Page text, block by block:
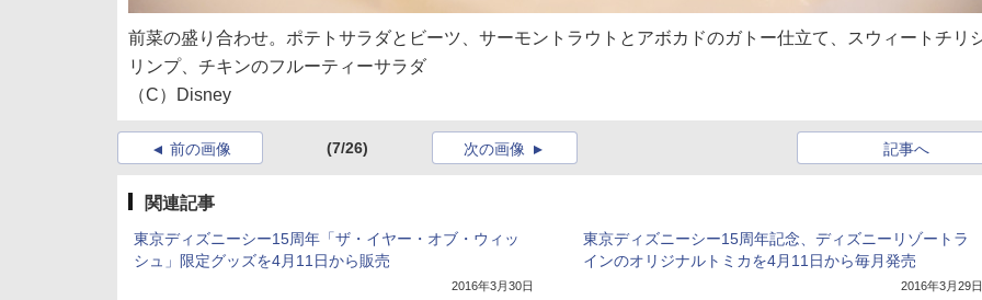
前菜の盛り合わせ。ポテトサラダとビーツ、サーモントラウトとアボカドのガトー仕立て、スウィートチリ
リンプ、チキンのフルーティーサラダ
（C）Disney
前の画像 (7/26) 記事へ
次の画像
関連記事
東京ディズニーシー15周年「ザ・イヤー・オブ・ウィッ
シュ」限定グッズを4月11日から販売
2016年3月30日
東京ディズニーシー15周年記念、ディズニーリゾートラ
インのオリジナルトミカを4月11日から毎月発売
2016年3月29日